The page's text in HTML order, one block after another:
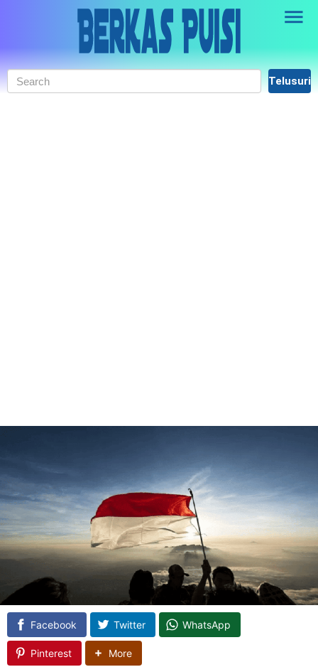
Skip to main content
Facebook Twitter WhatsApp
Pinterest More